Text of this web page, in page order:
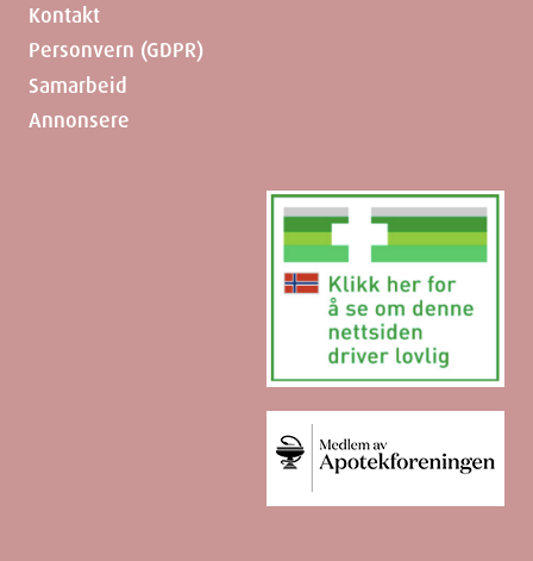
Kontakt
Personvern (GDPR)
Samarbeid
Annonsere